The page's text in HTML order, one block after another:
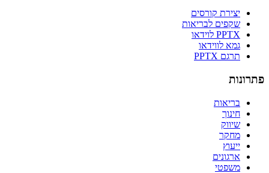
יצירת קורסים
שקפים לבריאות
PPTX לוידאו
גמא לווידאו
תרגם PPTX
פתרונות
בריאות
חינוך
שיווק
מחקר
ייעוץ
ארגונים
משפטי